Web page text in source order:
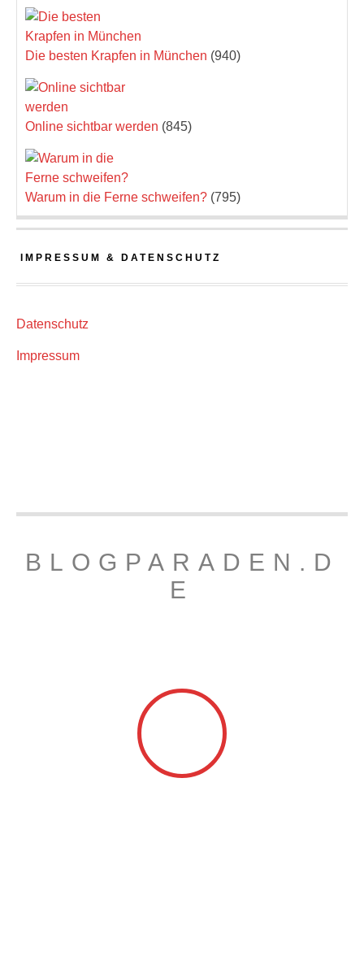
Die besten Krapfen in München (940)
Online sichtbar werden (845)
Warum in die Ferne schweifen? (795)
IMPRESSUM & DATENSCHUTZ
Datenschutz
Impressum
BLOGPARADEN.D
E